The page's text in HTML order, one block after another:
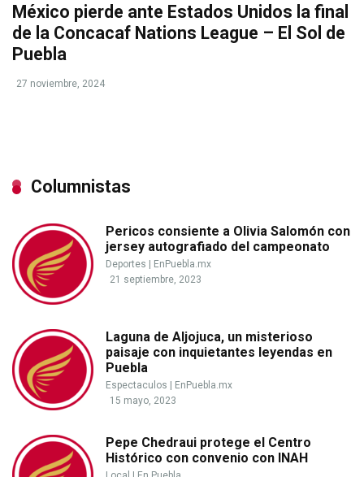
México pierde ante Estados Unidos la final
de la Concacaf Nations League – El Sol de
Puebla
27 noviembre, 2024
Columnistas
Pericos consiente a Olivia Salomón con
jersey autografiado del campeonato
Deportes | EnPuebla.mx
21 septiembre, 2023
Laguna de Aljojuca, un misterioso
paisaje con inquietantes leyendas en
Puebla
Espectaculos | EnPuebla.mx
15 mayo, 2023
Pepe Chedraui protege el Centro
Histórico con convenio con INAH